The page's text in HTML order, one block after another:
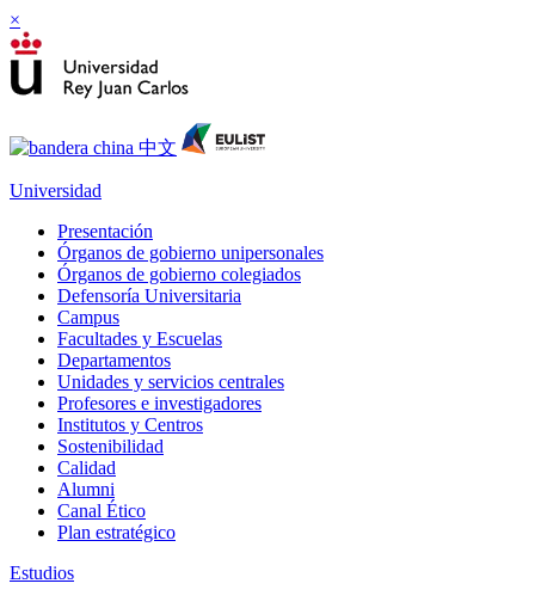
×
Universidad
Presentación
Órganos de gobierno unipersonales
Órganos de gobierno colegiados
Defensoría Universitaria
Campus
Facultades y Escuelas
Departamentos
Unidades y servicios centrales
Profesores e investigadores
Institutos y Centros
Sostenibilidad
Calidad
Alumni
Canal Ético
Plan estratégico
Estudios